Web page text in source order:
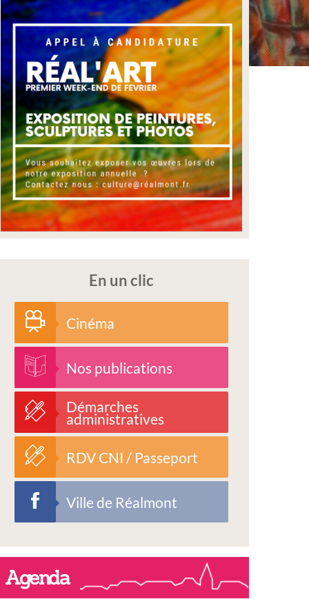
En un clic
Cinéma
Nos publications
Démarches
administratives
RDV CNI / Passeport
Ville de Réalmont
Agenda